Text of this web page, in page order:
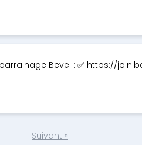
de parrainage Bevel : ✅ https://
Suivant »